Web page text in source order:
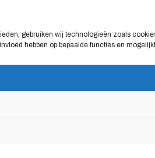
gebruiken wij technologieën zoals
hebben op bepaalde functies en